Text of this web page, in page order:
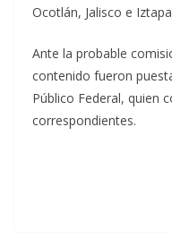
Ocotlán, Jalisco e
Ante la probable
contenido fueron
Público Federal, quien
correspondientes.